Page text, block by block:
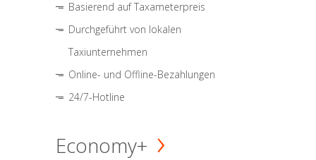
Basierend auf Taxameterpreis
Durchgeführt von lokalen
Taxiunternehmen
Online- und Offline-Bezahlungen
24/7-Hotline
Economy+